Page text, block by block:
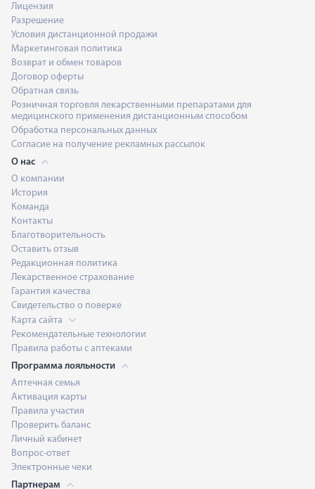
Лицензия
Разрешение
Условия дистанционной продажи
Маркетинговая политика
Возврат и обмен товаров
Договор оферты
Обратная связь
Розничная торговля лекарственными препаратами для
медицинского применения дистанционным способом
Обработка персональных данных
Согласие на получение рекламных рассылок
О нас
О компании
История
Команда
Контакты
Благотворительность
Оставить отзыв
Редакционная политика
Лекарственное страхование
Гарантия качества
Свидетельство о поверке
Карта сайта
Рекомендательные технологии
Правила работы с аптеками
Программа лояльности
Аптечная семья
Активация карты
Правила участия
Проверить баланс
Личный кабинет
Вопрос-ответ
Электронные чеки
Партнерам